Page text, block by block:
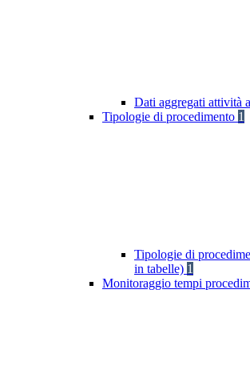
Dati aggregati attività
Tipologie di procedimento 1
Tipologie di
in tabelle) 1
Monitoraggio tempi